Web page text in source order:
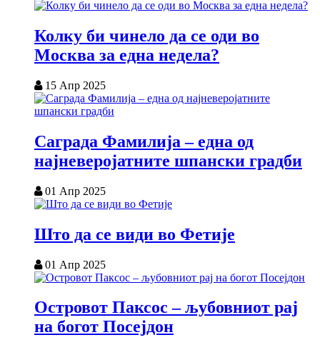
Колку би чинело да се оди во
Москва за една недела?
15 Апр 2025
Саграда Фамилија – една од
најневеројатните шпански градби
01 Апр 2025
Што да се види во Фетије
01 Апр 2025
Островот Паксос – љубовниот рај
на богот Посејдон